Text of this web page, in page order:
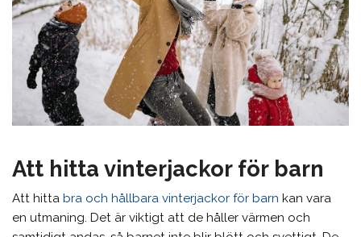
Att hitta vinterjackor för barn
Att hittabra och hållbara vinterjackor för barn kan vara
en utmaning. Det är viktigt att de håller värmen och